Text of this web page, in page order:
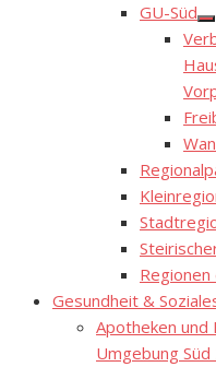
GU-Süd
Gesundheit &
Apotheken
Umgebung